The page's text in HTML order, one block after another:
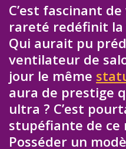
C’est fascinant
rareté redéfinit la
Qui aurait pu
ventilateur de
jour le même
aura de prestige
ultra ? C’est
stupéfiante de ce
Posséder un